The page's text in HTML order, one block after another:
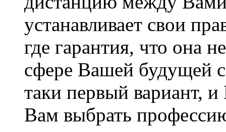
устанавливает свои
где гарантия, что она
сфере Вашей будущей
таки первый вариант,
Вам выбрать